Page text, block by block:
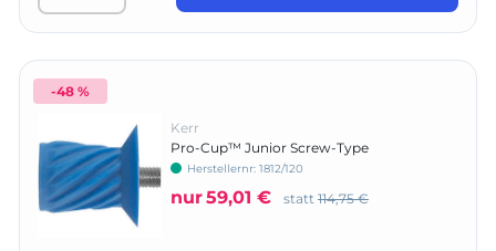
-48 %
Kerr
Pro-Cup™ Junior Screw-Type
Herstellernr: 1812/120
nur59,01 € statt 114,75 €